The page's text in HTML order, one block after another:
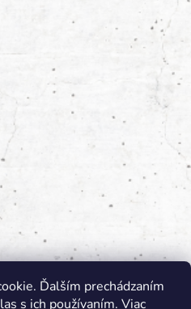
Ďalším prechádzaním
s ich používaním. Viac